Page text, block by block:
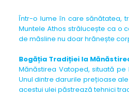
Într-o lume în care sănătatea,
Muntele Athos strălucește ca o
de măsline nu doar hrănește
Bogăția Tradiției la
Mănăstirea Vatoped, situată
Unul dintre darurile prețioase
acestui ulei păstrează tehnici